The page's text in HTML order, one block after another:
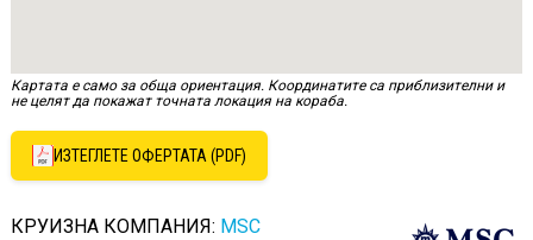
Картата е само за обща ориентация. Координатите са приблизителни и
не целят да покажат точната локация на кораба.
ИЗТЕГЛЕТЕ ОФЕРТАТА (PDF)
КРУИЗНА КОМПАНИЯ: MSC